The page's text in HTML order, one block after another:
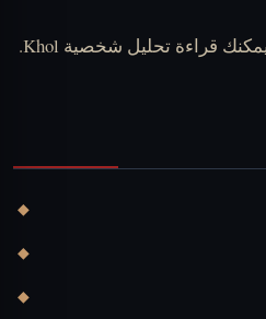
قراءة تحليل شخصية Khol .